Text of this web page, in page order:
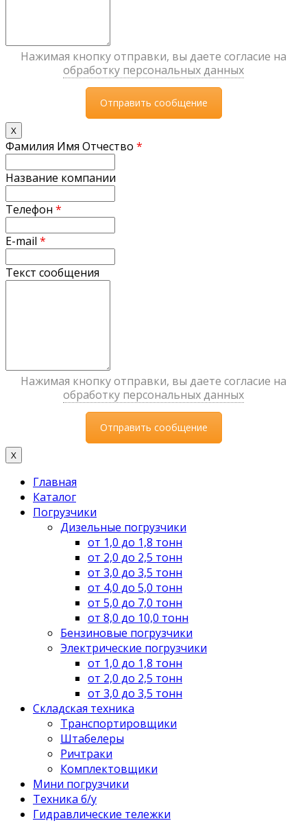
Нажимая кнопку отправки, вы даете согласие на
обработку персональных данных
X
Фамилия Имя Отчество *
Название компании
Телефон *
E-mail *
Текст сообщения
Нажимая кнопку отправки, вы даете согласие на
обработку персональных данных
X
Главная
Каталог
Погрузчики
Дизельные погрузчики
от 1,0 до 1,8 тонн
от 2,0 до 2,5 тонн
от 3,0 до 3,5 тонн
от 4,0 до 5,0 тонн
от 5,0 до 7,0 тонн
от 8,0 до 10,0 тонн
Бензиновые погрузчики
Электрические погрузчики
от 1,0 до 1,8 тонн
от 2,0 до 2,5 тонн
от 3,0 до 3,5 тонн
Складская техника
Транспортировщики
Штабелеры
Ричтраки
Комплектовщики
Мини погрузчики
Техника б/у
Гидравлические тележки